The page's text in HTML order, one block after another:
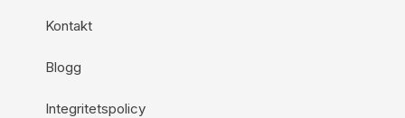
Kontakt
Blogg
Integritetspolicy